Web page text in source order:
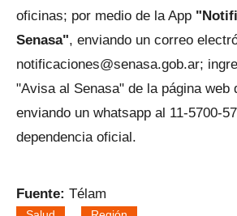
oficinas; por medio de la App
Senasa", enviando un correo
notificaciones@senasa.gob.ar;
"Avisa al Senasa" de la página web
enviando un whatsapp al 11-5700-
dependencia oficial.
Fuente: Télam